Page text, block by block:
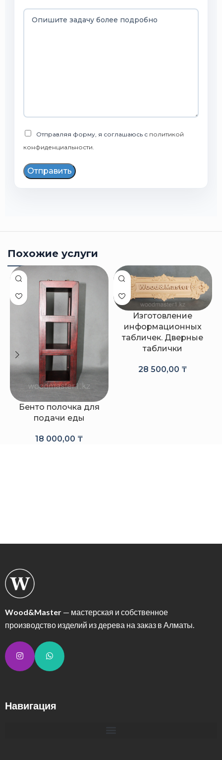
Отправляя форму, я соглашаюсь с политикой
конфиденциальности
Отправить
Похожие услуги
Бенто полочка для
подачи еды
18 000,00 ₸
Изготовление
информационных
табличек. Дверные
таблички
28 500,00 ₸
Wood&Master — мастерская и собственное
производство изделий из дерева на заказ в Алматы.
Навигация